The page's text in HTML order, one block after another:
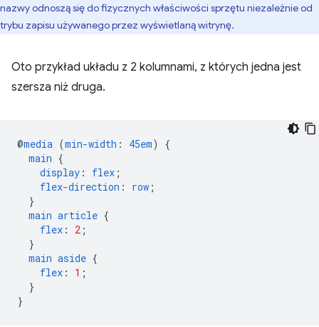
nazwy odnoszą się do fizycznych właściwości sprzętu niezależnie od
trybu zapisu używanego przez wyświetlaną witrynę.
Oto przykład układu z 2 kolumnami, z których jedna jest
szersza niż druga.
@media (min-width : 45em)
{
main {
display : flex ;
flex-direction : row ;
}
main article {
flex : 2 ;
}
main aside {
flex : 1 ;
}
}